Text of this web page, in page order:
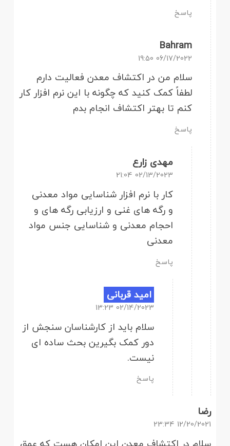
پاسخ
Bahram
06/17/2022 19:50
سلام من در اکتشاف معدن فعالیت دارم
لطفاً کمک کنید که چگونه با این نرم افزار کار
کنم تا بهتر اکتشاف انجام بدم
پاسخ
مهدی زارع
02/13/2023 21:04
کار با نرم افزار شناسایی مواد معدنی
و رگه های غنی و ارزیابی رگه های و
احجام معدنی و شناسایی جنس مواد
معدنی
پاسخ
امید قربانی
02/14/2023 13:23
سلام باید از کارشناسان سنجش از
دور کمک بگیرین بحث ساده ای
نیست.
پاسخ
رضا
12/20/2021 23:34